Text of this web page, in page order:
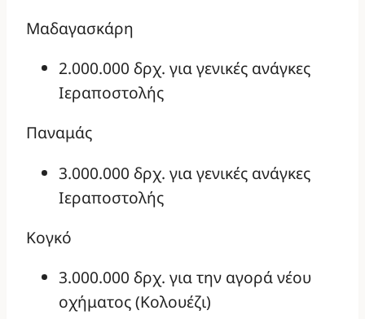
Μαδαγασκάρη
2.000.000 δρχ. για γενικές ανάγκες
Ιεραποστολής
Παναμάς
3.000.000 δρχ. για γενικές ανάγκες
Ιεραποστολής
Κογκό
3.000.000 δρχ. για την αγορά νέου
οχήματος (Κολουέζι)